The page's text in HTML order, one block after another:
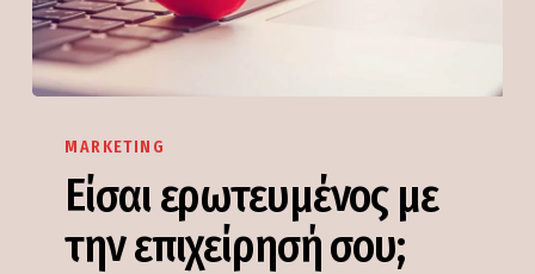
ερωτευμένος
επιχείρησή
MARKETING
Είσαι ερωτευμένος με
την επιχείρησή σου;